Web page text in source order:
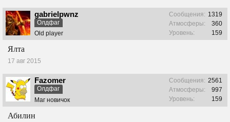
gabrielpwnz
Олдфаг
Old player
Сообщения: 1319
Атмосферы:
360
Уровень:
159
Ялта
17 авг 2015
Fazomer
Олдфаг
Маг новичок
Сообщения: 2561
Атмосферы:
997
Уровень:
159
Абилин